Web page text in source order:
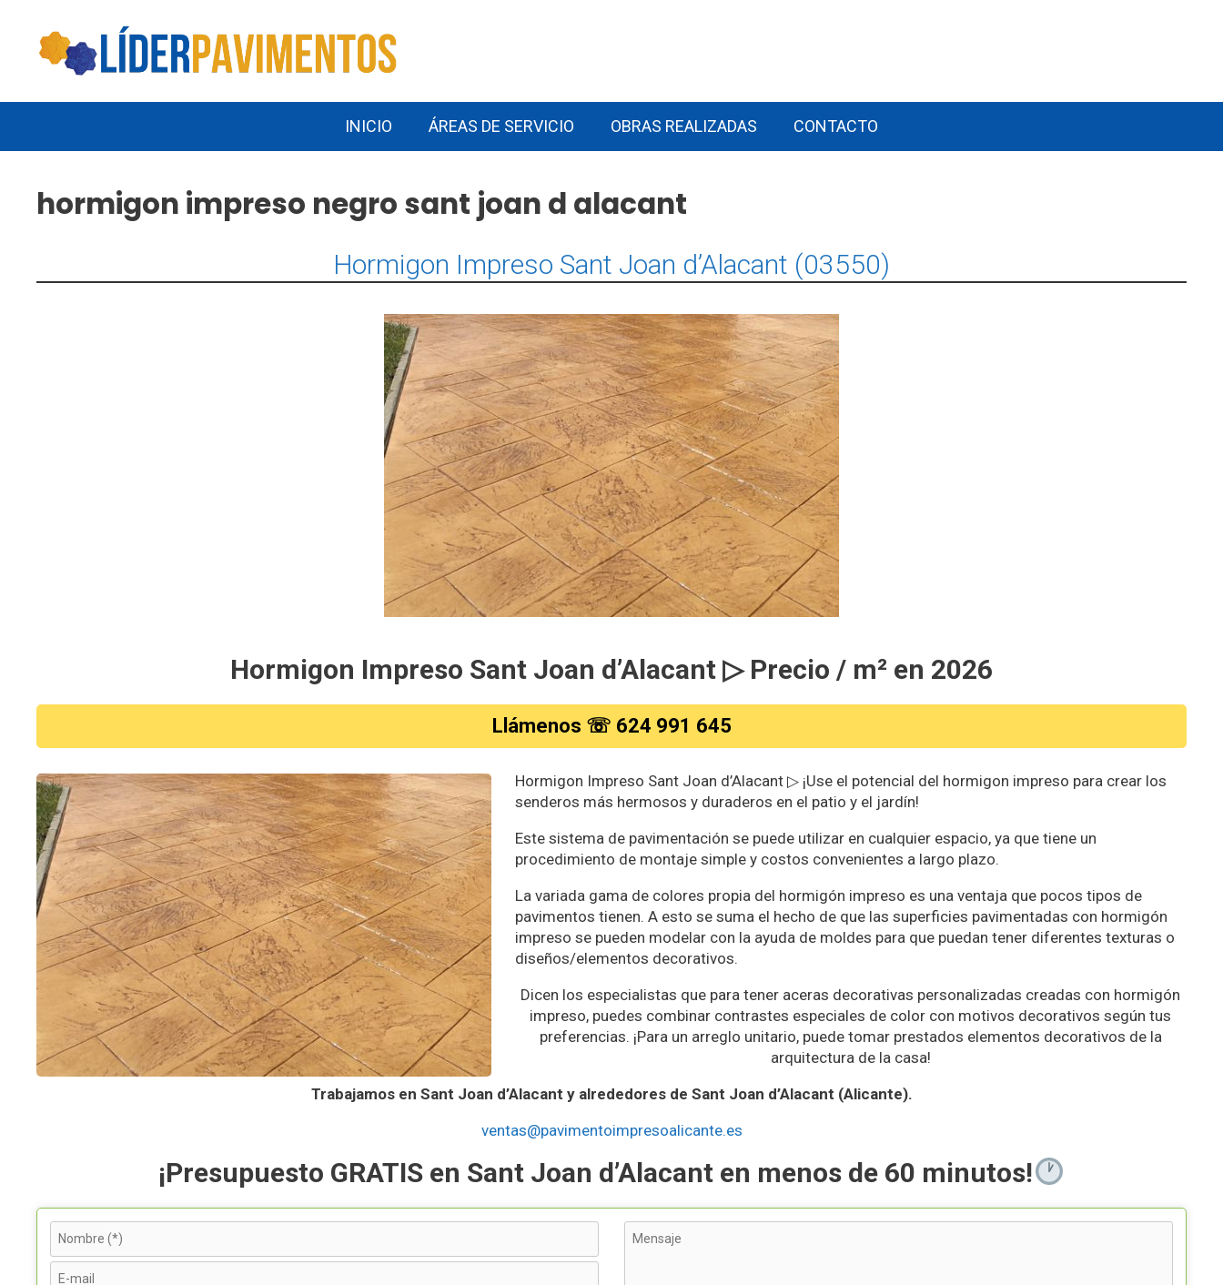
contenido
INICIO ÁREAS DE SERVICIO OBRAS REALIZADAS CONTACTO
hormigon impreso negro sant joan d alacant
Hormigon Impreso Sant Joan d’Alacant (03550)
Hormigon Impreso Sant Joan d’Alacant ▷ Precio / m² en 2026
Llámenos ☏ 624 991 645
Hormigon Impreso Sant Joan d’Alacant ▷ ¡Use el potencial del hormigon impreso para crear los
senderos más hermosos y duraderos en el patio y el jardín!
Este sistema de pavimentación se puede utilizar en cualquier espacio, ya que tiene un
procedimiento de montaje simple y costos convenientes a largo plazo.
La variada gama de colores propia del hormigón impreso es una ventaja que pocos tipos de
pavimentos tienen. A esto se suma el hecho de que las superficies pavimentadas con hormigón
impreso se pueden modelar con la ayuda de moldes para que puedan tener diferentes texturas o
diseños/elementos decorativos.
Dicen los especialistas que para tener aceras decorativas personalizadas creadas con hormigón
impreso, puedes combinar contrastes especiales de color con motivos decorativos según tus
preferencias. ¡Para un arreglo unitario, puede tomar prestados elementos decorativos de la
arquitectura de la casa!
Trabajamos en Sant Joan d’Alacant y alrededores de Sant Joan d’Alacant (Alicante).
ventas@pavimentoimpresoalicante.es
¡Presupuesto GRATIS en Sant Joan d’Alacant en menos de 60 minutos!